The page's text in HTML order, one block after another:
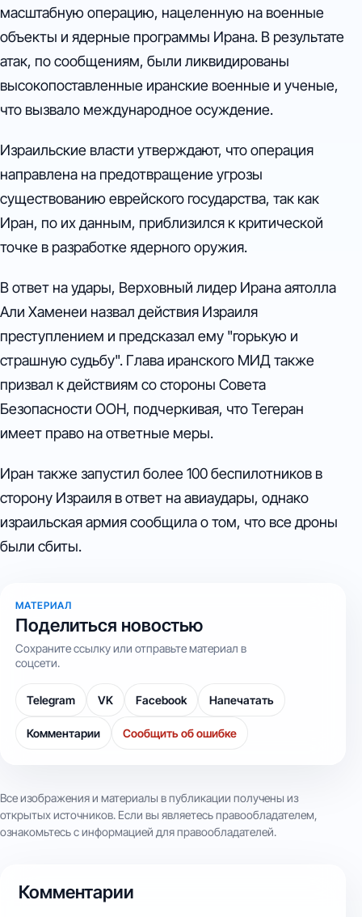
масштабную операцию, нацеленную на военные
объекты и ядерные программы Ирана. В результате
атак, по сообщениям, были ликвидированы
высокопоставленные иранские военные и ученые,
что вызвало международное осуждение.
Израильские власти утверждают, что операция
направлена на предотвращение угрозы
существованию еврейского государства, так как
Иран, по их данным, приблизился к критической
точке в разработке ядерного оружия.
В ответ на удары, Верховный лидер Ирана аятолла
Али Хаменеи назвал действия Израиля
преступлением и предсказал ему "горькую и
страшную судьбу". Глава иранского МИД также
призвал к действиям со стороны Совета
Безопасности ООН, подчеркивая, что Тегеран
имеет право на ответные меры.
Иран также запустил более 100 беспилотников в
сторону Израиля в ответ на авиаудары, однако
израильская армия сообщила о том, что все дроны
были сбиты.
МАТЕРИАЛ
Поделиться новостью
Сохраните ссылку или отправьте материал в
соцсети.
Telegram VK Facebook Напечатать
Комментарии Сообщить об ошибке
Все изображения и материалы в публикации получены из
открытых источников. Если вы являетесь правообладателем,
ознакомьтесь с информацией для правообладателей.
Комментарии